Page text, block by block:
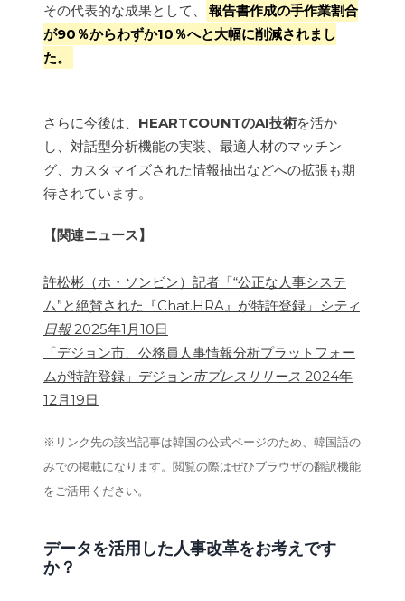
その代表的な成果として、
報告書作成の手作業割合
が90％からわずか10％へと大幅に削減されまし
た。
さらに今後は、 HEARTCOUNTのAI技術を活か
し、対話型分析機能の実装、最適人材のマッチン
グ、カスタマイズされた情報抽出などへの拡張も期
待されています。
【関連ニュース】
許松彬（ホ・ソンビン）記者「“公正な人事システ
ム”と絶賛された『Chat.HRA』が特許登録」
シティ
日報2025年1月10日
「デジョン市、公務員人事情報分析プラットフォー
ムが特許登録」デジョン市プレスリリース 2024年
12月19日
※リンク先の該当記事は韓国の公式ページのため、韓国語の
みでの掲載になります。閲覧の際はぜひブラウザの翻訳機能
をご活用ください。
データを活用した人事改革をお考えです
か？